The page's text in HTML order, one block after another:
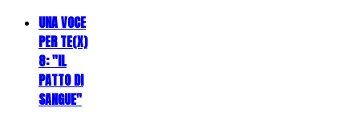
UNA VOCE
PER TE(X)
8: "IL
PATTO DI
SANGUE"